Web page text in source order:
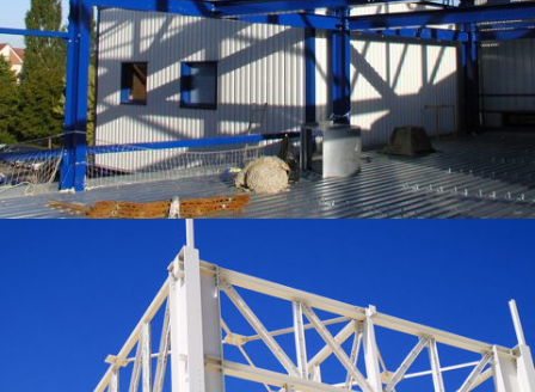
INTÉGRATION D’UN BÂTIMENT DE PRODUCTION DANS UNE UNITÉ EXISTANTE –